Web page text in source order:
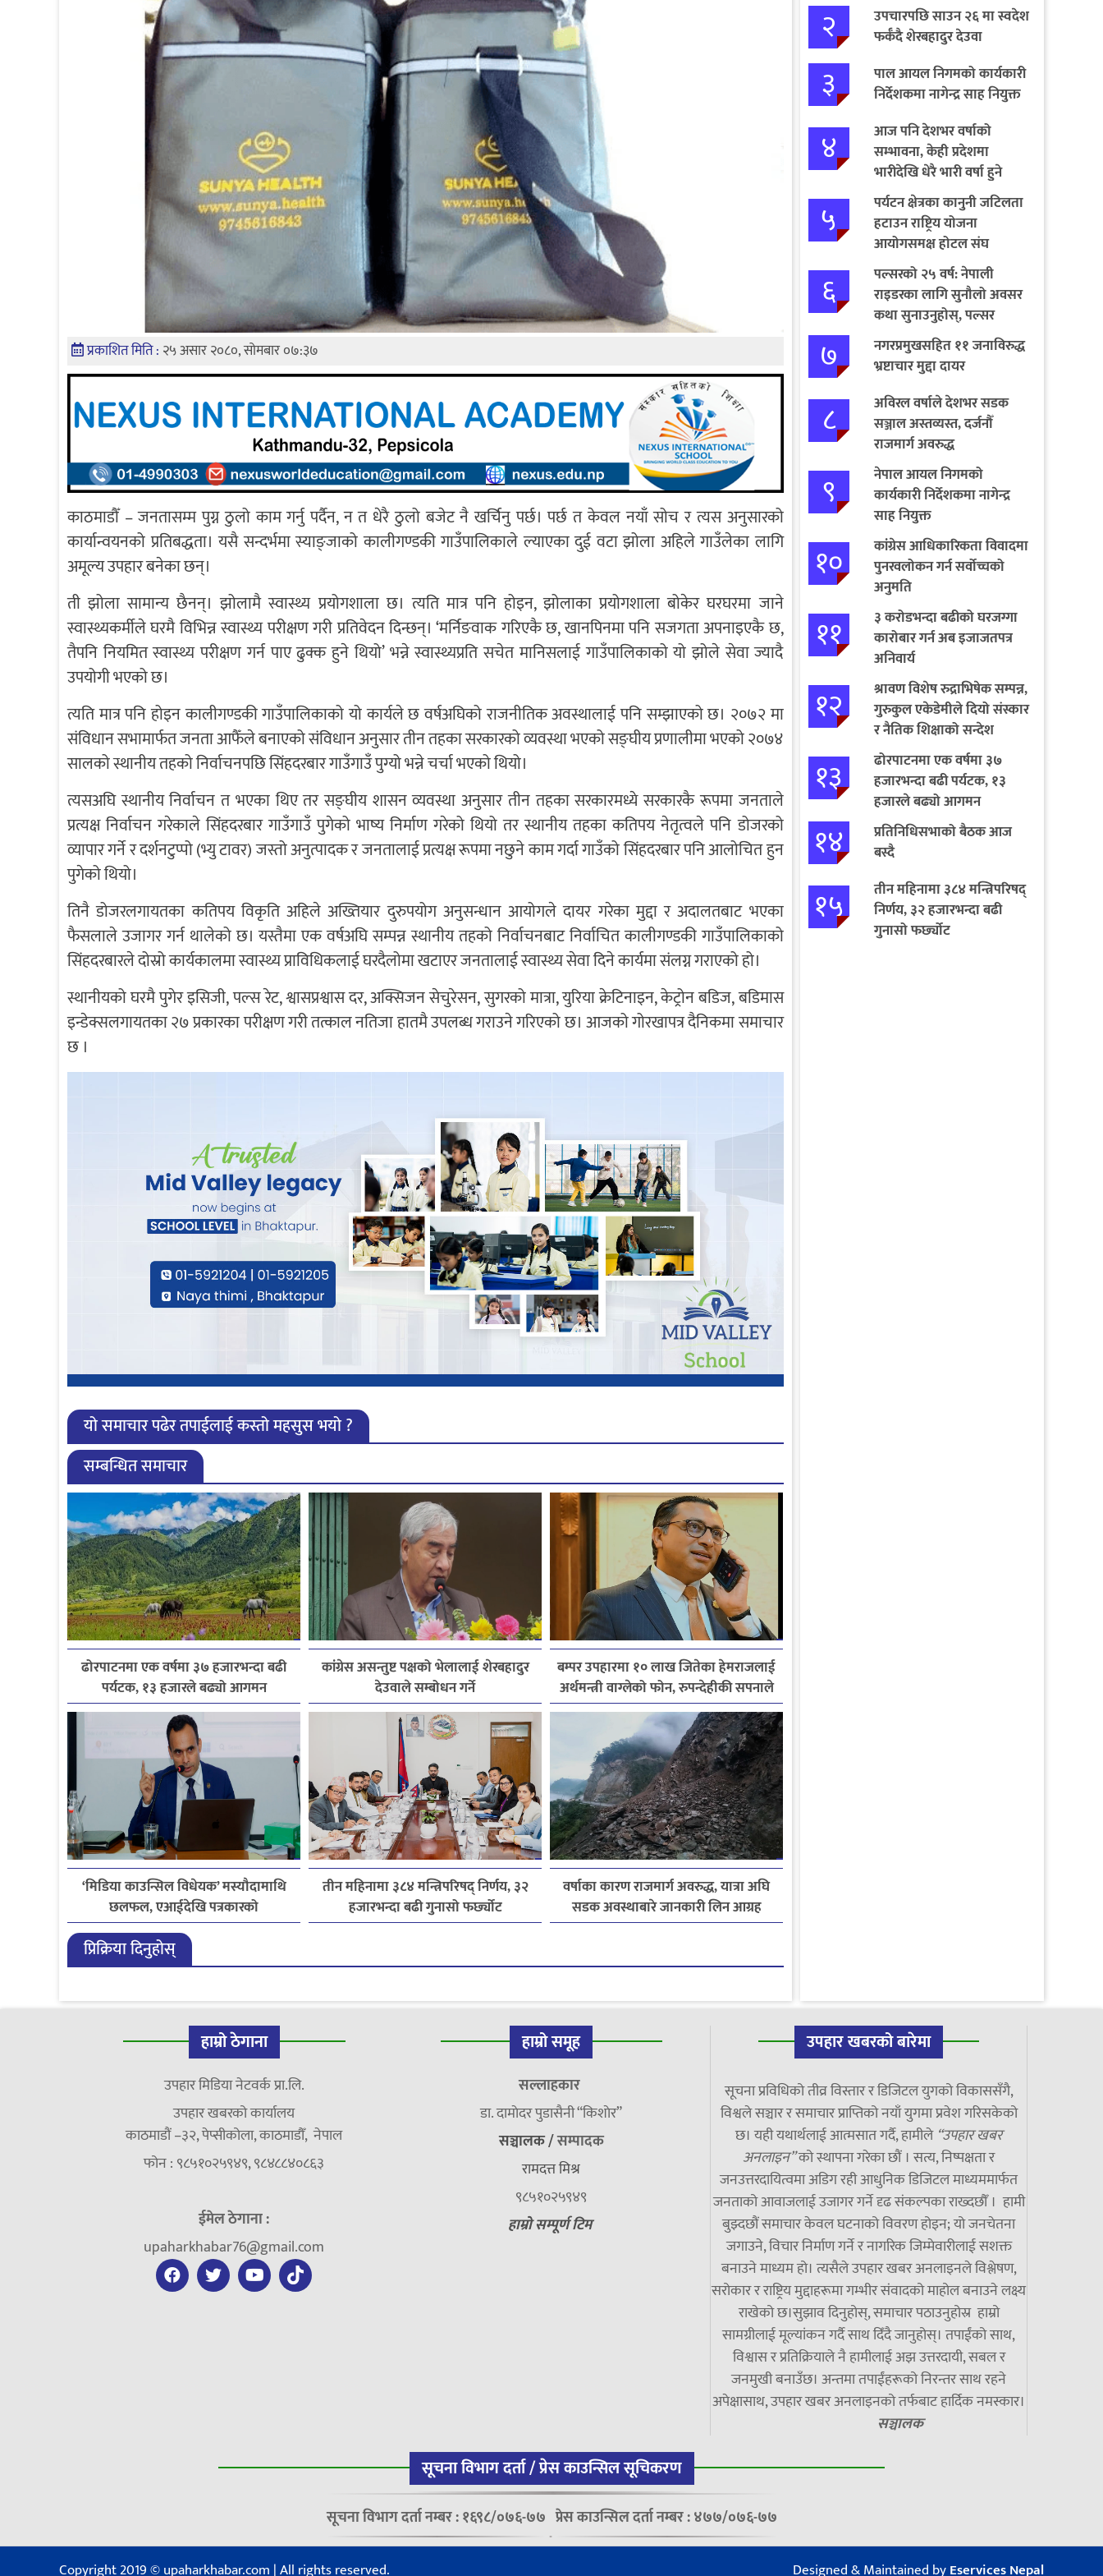
प्रकाशित मिति : २५ असार २०८०, सोमबार ०७:३७
काठमाडौँ – जनतासम्म पुग्न ठुलो काम गर्नु पर्दैन, न त धेरै ठुलो बजेट नै खर्चिनु पर्छ। पर्छ त केवल नयाँ सोच र त्यस अनुसारको
कार्यान्वयनको प्रतिबद्धता। यसै सन्दर्भमा स्याङ्जाको कालीगण्डकी गाउँपालिकाले ल्याएका दुई वटा झोला अहिले गाउँलेका लागि
अमूल्य उपहार बनेका छन्।
ती झोला सामान्य छैनन्। झोलामै स्वास्थ्य प्रयोगशाला छ। त्यति मात्र पनि होइन, झोलाका प्रयोगशाला बोकेर घरघरमा जाने
स्वास्थ्यकर्मीले घरमै विभिन्न स्वास्थ्य परीक्षण गरी प्रतिवेदन दिन्छन्। ‘मर्निङवाक गरिएकै छ, खानपिनमा पनि सजगता अपनाइएकै छ,
तैपनि नियमित स्वास्थ्य परीक्षण गर्न पाए ढुक्क हुने थियो’ भन्ने स्वास्थ्यप्रति सचेत मानिसलाई गाउँपालिकाको यो झोले सेवा ज्यादै
उपयोगी भएको छ।
त्यति मात्र पनि होइन कालीगण्डकी गाउँपालिकाको यो कार्यले छ वर्षअघिको राजनीतिक अवस्थालाई पनि सम्झाएको छ। २०७२ मा
संविधान सभामार्फत जनता आफैँले बनाएको संविधान अनुसार तीन तहका सरकारको व्यवस्था भएको सङ्घीय प्रणालीमा भएको २०७४
सालको स्थानीय तहको निर्वाचनपछि सिंहदरबार गाउँगाउँ पुग्यो भन्ने चर्चा भएको थियो।
त्यसअघि स्थानीय निर्वाचन त भएका थिए तर सङ्घीय शासन व्यवस्था अनुसार तीन तहका सरकारमध्ये सरकारकै रूपमा जनताले
प्रत्यक्ष निर्वाचन गरेकाले सिंहदरबार गाउँगाउँ पुगेको भाष्य निर्माण गरेको थियो तर स्थानीय तहका कतिपय नेतृत्वले पनि डोजरको
व्यापार गर्ने र दर्शनटुप्पो (भ्यु टावर) जस्तो अनुत्पादक र जनतालाई प्रत्यक्ष रूपमा नछुने काम गर्दा गाउँको सिंहदरबार पनि आलोचित हुन
पुगेको थियो।
तिनै डोजरलगायतका कतिपय विकृति अहिले अख्तियार दुरुपयोग अनुसन्धान आयोगले दायर गरेका मुद्दा र अदालतबाट भएका
फैसलाले उजागर गर्न थालेको छ। यस्तैमा एक वर्षअघि सम्पन्न स्थानीय तहको निर्वाचनबाट निर्वाचित कालीगण्डकी गाउँपालिकाको
सिंहदरबारले दोस्रो कार्यकालमा स्वास्थ्य प्राविधिकलाई घरदैलोमा खटाएर जनतालाई स्वास्थ्य सेवा दिने कार्यमा संलग्न गराएको हो।
स्थानीयको घरमै पुगेर इसिजी, पल्स रेट, श्वासप्रश्वास दर, अक्सिजन सेचुरेसन, सुगरको मात्रा, युरिया क्रेटिनाइन, केट्रोन बडिज, बडिमास
इन्डेक्सलगायतका २७ प्रकारका परीक्षण गरी तत्काल नतिजा हातमै उपलब्ध गराउने गरिएको छ। आजको गोरखापत्र दैनिकमा समाचार
छ ।
यो समाचार पढेर तपाईलाई कस्तो महसुस भयो ?
सम्बन्धित समाचार
ढोरपाटनमा एक वर्षमा ३७ हजारभन्दा बढी
पर्यटक, १३ हजारले बढ्यो आगमन
कांग्रेस असन्तुष्ट पक्षको भेलालाई शेरबहादुर
देउवाले सम्बोधन गर्ने
बम्पर उपहारमा १० लाख जितेका हेमराजलाई
अर्थमन्त्री वाग्लेको फोन, रुपन्देहीकी सपनाले
जितिन् एक लाख
‘मिडिया काउन्सिल विधेयक’ मस्यौदामाथि
छलफल, एआईदेखि पत्रकारको
लाइसेन्ससम्मका विषयमा सुझाव
तीन महिनामा ३८४ मन्त्रिपरिषद् निर्णय, ३२
हजारभन्दा बढी गुनासो फर्छ्योट
वर्षाका कारण राजमार्ग अवरुद्ध, यात्रा अघि
सडक अवस्थाबारे जानकारी लिन आग्रह
प्रिक्रिया दिनुहोस्
२
उपचारपछि साउन २६ मा स्वदेश
फर्कँदै शेरबहादुर देउवा
३
पाल आयल निगमको कार्यकारी
निर्देशकमा नागेन्द्र साह नियुक्त
४
आज पनि देशभर वर्षाको
सम्भावना, केही प्रदेशमा
भारीदेखि धेरै भारी वर्षा हुने
चेतावनी
५
पर्यटन क्षेत्रका कानुनी जटिलता
हटाउन राष्ट्रिय योजना
आयोगसमक्ष होटल संघ
बागमतीका पाँचबुँदे माग
६
पल्सरको २५ वर्ष: नेपाली
राइडरका लागि सुनौलो अवसर
कथा सुनाउनुहोस्, पल्सर
जित्नुहोस्
७
नगरप्रमुखसहित ११ जनाविरुद्ध
भ्रष्टाचार मुद्दा दायर
८
अविरल वर्षाले देशभर सडक
सञ्जाल अस्तव्यस्त, दर्जनौँ
राजमार्ग अवरुद्ध
९
नेपाल आयल निगमको
कार्यकारी निर्देशकमा नागेन्द्र
साह नियुक्त
१०
कांग्रेस आधिकारिकता विवादमा
पुनरवलोकन गर्न सर्वोच्चको
अनुमति
११
३ करोडभन्दा बढीको घरजग्गा
कारोबार गर्न अब इजाजतपत्र
अनिवार्य
१२
श्रावण विशेष रुद्राभिषेक सम्पन्न,
गुरुकुल एकेडेमीले दियो संस्कार
र नैतिक शिक्षाको सन्देश
१३
ढोरपाटनमा एक वर्षमा ३७
हजारभन्दा बढी पर्यटक, १३
हजारले बढ्यो आगमन
१४
प्रतिनिधिसभाको बैठक आज
बस्दै
१५
तीन महिनामा ३८४ मन्त्रिपरिषद्
निर्णय, ३२ हजारभन्दा बढी
गुनासो फर्छ्योट
हाम्रो ठेगाना
उपहार मिडिया नेटवर्क प्रा.लि.
उपहार खबरको कार्यालय
काठमाडौं –३२, पेप्सीकोला, काठमाडौँ, नेपाल
फोन : ९८५१०२५९४९, ९८४८८४०८६३
ईमेल ठेगाना :
upaharkhabar76@gmail.com
हाम्रो समूह
सल्लाहकार
डा. दामाेदर पुडासैनी “किशाेर”
सञ्चालक /सम्पादक
रामदत्त मिश्र
९८५१०२५९४९
हाम्रो सम्पूर्ण टिम
उपहार खबरको बारेमा
सूचना प्रविधिको तीव्र विस्तार र डिजिटल युगको विकाससँगै,
विश्वले सञ्चार र समाचार प्राप्तिको नयाँ युगमा प्रवेश गरिसकेको
छ। यही यथार्थलाई आत्मसात गर्दै, हामीले “उपहार खबर
अनलाइन”को स्थापना गरेका छौं । सत्य, निष्पक्षता र
जनउत्तरदायित्वमा अडिग रही आधुनिक डिजिटल माध्यममार्फत
जनताको आवाजलाई उजागर गर्ने दृढ संकल्पका राख्दछौँ । हामी
बुझ्दछौं समाचार केवल घटनाको विवरण होइन; यो जनचेतना
जगाउने, विचार निर्माण गर्ने र नागरिक जिम्मेवारीलाई सशक्त
बनाउने माध्यम हो। त्यसैले उपहार खबर अनलाइनले विश्लेषण,
सरोकार र राष्ट्रिय मुद्दाहरूमा गम्भीर संवादको माहोल बनाउने लक्ष्य
राखेको छ।सुझाव दिनुहोस्, समाचार पठाउनुहोस्र हाम्रो
सामग्रीलाई मूल्यांकन गर्दै साथ दिँदै जानुहोस्। तपाईंको साथ,
विश्वास र प्रतिक्रियाले नै हामीलाई अझ उत्तरदायी, सबल र
जनमुखी बनाउँछ। अन्तमा तपाईंहरूको निरन्तर साथ रहने
अपेक्षासाथ, उपहार खबर अनलाइनको तर्फबाट हार्दिक नमस्कार।
सञ्चालक
सूचना विभाग दर्ता / प्रेस काउन्सिल सूचिकरण
सूचना विभाग दर्ता नम्बर : १६९८/०७६-७७ प्रेस काउन्सिल दर्ता नम्बर : ४७७/०७६-७७
Copyright 2019 © upaharkhabar.com | All rights reserved. Designed & Maintained byEservices Nepal